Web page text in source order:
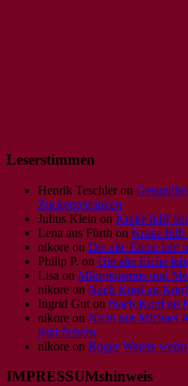
Leserstimmen
Henrik Teschler on
Zuckergetränken
Julius Klein on Krake hilft
Lena aus Fürth on Krake hilft
nikore on Die alte Eiche lebt
Philip P. on Die alte Eiche
Lisa on Mikrokosmos und
nikore on Nach Kopf an Kopf
Ingrid Gut on Nach Kopf an
nikore on Nicht nur Michael
jetzt fiebern
nikore on Roger Waters
IMPRESSUMshinweis